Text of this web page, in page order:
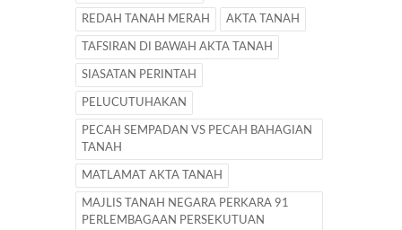
REDAH TANAH MERAH AKTA TANAH
TAFSIRAN DI BAWAH AKTA TANAH
SIASATAN PERINTAH
PELUCUTUHAKAN
PECAH SEMPADAN VS PECAH BAHAGIAN
TANAH
MATLAMAT AKTA TANAH
MAJLIS TANAH NEGARA PERKARA 91
PERLEMBAGAAN PERSEKUTUAN